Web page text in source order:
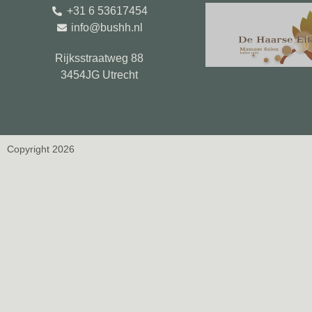
+31 6 53617454
info@bushh.nl
Rijksstraatweg 88
3454JG Utrecht
Copyright 2026